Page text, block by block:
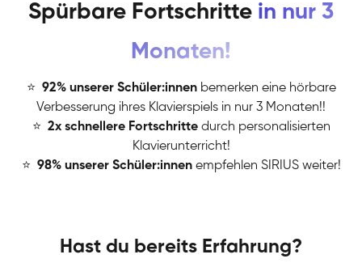
Spürbare Fortschritte in nur 3
Monaten!
⭐ 92% unserer Schüler:innen bemerken eine hörbare
Verbesserung ihres Klavierspiels in nur 3 Monaten!!
⭐ 2x schnellere Fortschritte durch personalisierten
Klavierunterricht!
⭐ 98% unserer Schüler:innen empfehlen SIRIUS weiter!
Hast du bereits Erfahrung?